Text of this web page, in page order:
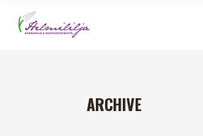
ARCHIVE